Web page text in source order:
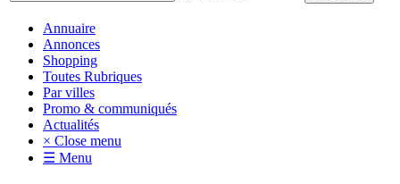
Annuaire
Annonces
Shopping
Toutes Rubriques
Par villes
Promo & communiqués
Actualités
× Close menu
☰ Menu